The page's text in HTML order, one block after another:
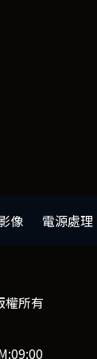
像 電源處理
權所有